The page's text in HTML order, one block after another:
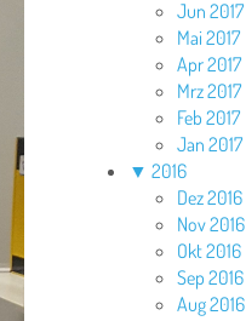
Jun 2017
Mai 2017
Apr 2017
Mrz 2017
Feb 2017
Jan 2017
▼ 2016
Dez 2016
Nov 2016
Okt 2016
Sep 2016
Aug 2016